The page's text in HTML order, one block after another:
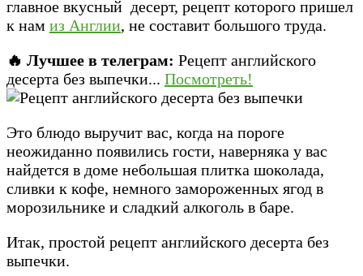
главное вкусный десерт, рецепт которого пришел
к нам из Англии, не составит большого труда.
🔥 Лучшее в телеграм: Рецепт английского
десерта без выпечки... Посмотреть!
Это блюдо выручит вас, когда на пороге
неожиданно появились гости, наверняка у вас
найдется в доме небольшая плитка шоколада,
сливки к кофе, немного замороженных ягод в
морозильнике и сладкий алкоголь в баре.
Итак, простой рецепт английского десерта без
выпечки.